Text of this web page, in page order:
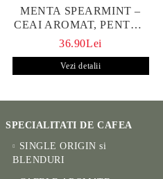
MENTA SPEARMINT –
CEAI AROMAT, PENTRU
CALM ȘI BENEFIC
36.90Lei
Vezi detalii
SPECIALITATI DE CAFEA
SINGLE ORIGIN si
BLENDURI